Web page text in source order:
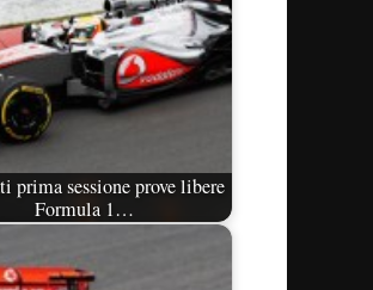
prima sessione prove libere
Formula 1…